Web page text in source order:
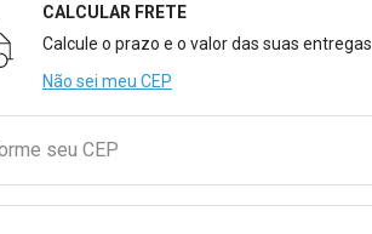
para Calcular o Frete
CALCULAR FRETE
Calcule o prazo e o valor das suas entregas
Não sei meu CEP
seu CEP